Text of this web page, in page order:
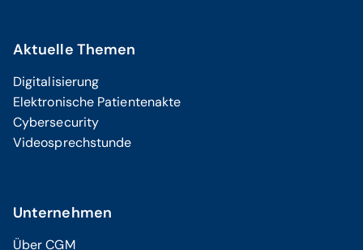
Aktuelle Themen
Digitalisierung
Elektronische Patientenakte
Cybersecurity
Videosprechstunde
Unternehmen
Über CGM